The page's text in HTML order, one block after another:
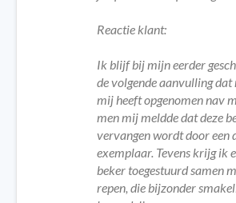
Reactie klant:
Ik blijf bij mijn eerder
de volgende aanvulling
mij heeft opgenomen nav
men mij meldde dat deze
vervangen wordt door een
exemplaar. Tevens krijg ik
beker toegestuurd samen
repen, die bijzonder